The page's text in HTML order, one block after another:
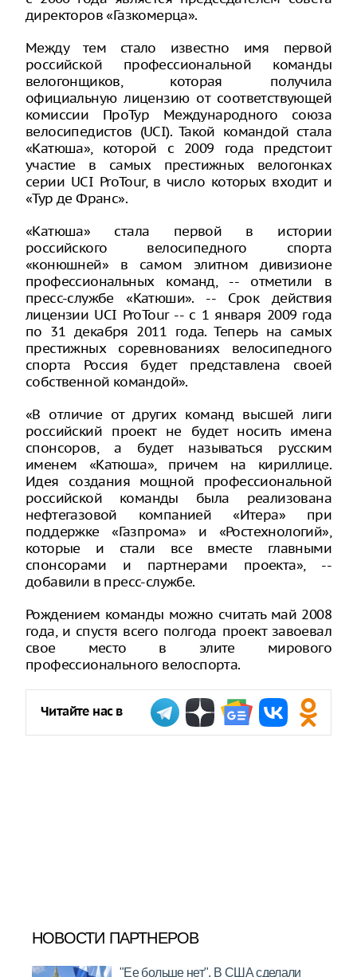
директоров «Газкомерца».
Между тем стало известно имя первой
российской профессиональной команды
велогонщиков, которая получила
официальную лицензию от соответствующей
комиссии ПроТур Международного союза
велосипедистов (UCI). Такой командой стала
«Катюша», которой с 2009 года предстоит
участие в самых престижных велогонках
серии UCI ProTour, в число которых входит и
«Тур де Франс».
«Катюша» стала первой в истории
российского велосипедного спорта
«конюшней» в самом элитном дивизионе
профессиональных команд, -- отметили в
пресс-службе «Катюши». -- Срок действия
лицензии UCI ProTour -- с 1 января 2009 года
по 31 декабря 2011 года. Теперь на самых
престижных соревнованиях велосипедного
спорта Россия будет представлена своей
собственной командой».
«В отличие от других команд высшей лиги
российский проект не будет носить имена
спонсоров, а будет называться русским
именем «Катюша», причем на кириллице.
Идея создания мощной профессиональной
российской команды была реализована
нефтегазовой компанией «Итера» при
поддержке «Газпрома» и «Ростехнологий»,
которые и стали все вместе главными
спонсорами и партнерами проекта», --
добавили в пресс-службе.
Рождением команды можно считать май 2008
года, и спустя всего полгода проект завоевал
свое место в элите мирового
профессионального велоспорта.
Читайте нас в